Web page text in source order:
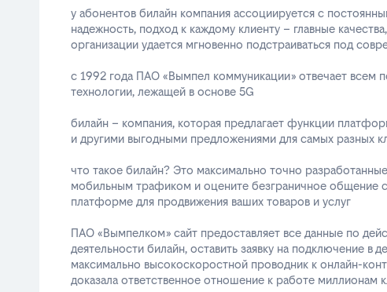
у абонентов билайн компания ассоциируется с
надежность, подход к каждому клиенту – главные
организации удается мгновенно подстраиваться под
с 1992 года ПАО «Вымпел коммуникации» отвечает всем
технологии, лежащей в основе 5G
билайн – компания, которая предлагает функции
и другими выгодными предложениями для самых разных
что такое билайн? Это максимально точно
мобильным трафиком и оцените безграничное общение
платформе для продвижения ваших товаров и услуг
ПАО «Вымпелком» сайт предоставляет все данные по
деятельности билайн, оставить заявку на подключение
максимально высокоскоростной проводник к онлайн-
доказала ответственное отношение к работе миллионам